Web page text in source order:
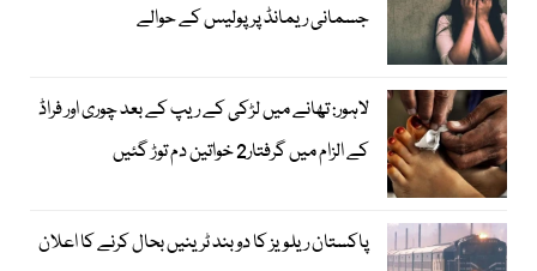
جسمانی ریمانڈ پر پولیس کے حوالے
لاہور: تھانے میں لڑکی کے ریپ کے بعد چوری اور فراڈ
کے الزام میں گرفتار2 خواتین دم توڑ گئیں
پاکستان ریلویز کا دو بند ٹرینیں بحال کرنے کا اعلان